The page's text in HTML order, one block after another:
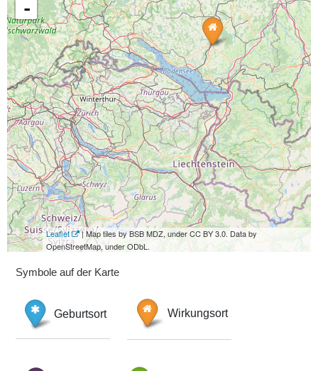
-
Leaflet
| Map tiles by BSB MDZ, under CC BY 3.0. Data by
OpenStreetMap, under ODbL.
Symbole auf der Karte
Geburtsort Wirkungsort